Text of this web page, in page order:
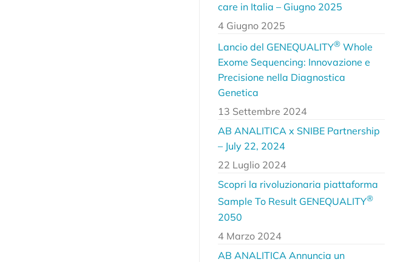
care in Italia – Giugno 2025
4 Giugno 2025
Lancio del GENEQUALITY® Whole
Exome Sequencing: Innovazione e
Precisione nella Diagnostica
Genetica
13 Settembre 2024
AB ANALITICA x SNIBE Partnership
– July 22, 2024
22 Luglio 2024
Scopri la rivoluzionaria piattaforma
Sample To Result GENEQUALITY®
2050
4 Marzo 2024
AB ANALITICA Annuncia un